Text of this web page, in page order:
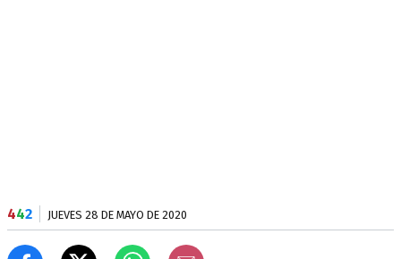
442 JUEVES 28 DE MAYO DE 2020